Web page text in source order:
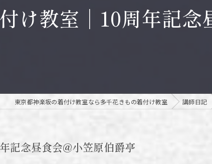
け教室｜10周年記念
東京都神楽坂の着付け教室なら多千花きもの着付け教室 講師日記
記念昼食会@小笠原伯爵亭